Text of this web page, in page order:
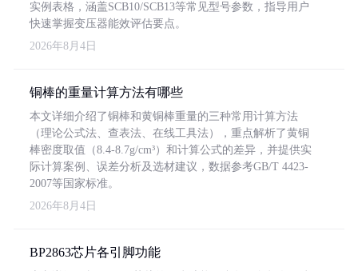
实例表格，涵盖SCB10/SCB13等常见型号参数，指导用户
快速掌握变压器能效评估要点。
2026年8月4日
铜棒的重量计算方法有哪些
本文详细介绍了铜棒和黄铜棒重量的三种常用计算方法
（理论公式法、查表法、在线工具法），重点解析了黄铜
棒密度取值（8.4-8.7g/cm³）和计算公式的差异，并提供实
际计算案例、误差分析及选材建议，数据参考GB/T 4423-
2007等国家标准。
2026年8月4日
BP2863芯片各引脚功能